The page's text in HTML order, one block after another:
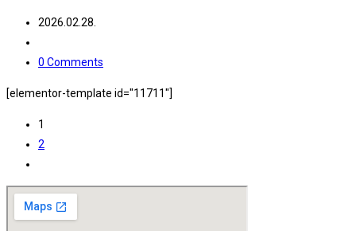
Post
2026.02.28.
category:
Post
0 Comments
[elementor-template id="11711"]
1
2
to
the
next